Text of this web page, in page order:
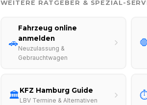
WEITERE RATGEBER & SPEZIAL-
🚗
Fahrzeug online
anmelden
Neuzulassung &
Gebrauchtwagen
🏛️KFZ Hamburg Guide
LBV Termine & Alternativen